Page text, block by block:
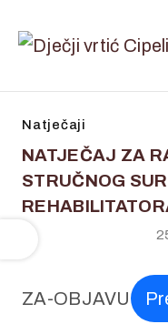
Natječaji
NATJEČAJ ZA
STRUČNOG
ZA-OBJAVU